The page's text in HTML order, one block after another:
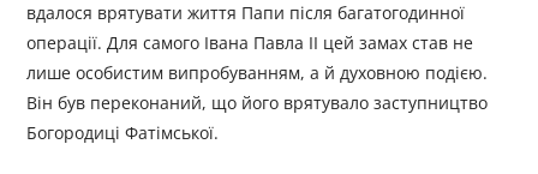
вдалося врятувати життя Папи після багатогодинної
операції. Для самого Івана Павла II цей замах став не
лише особистим випробуванням, а й духовною подією.
Він був переконаний, що його врятувало заступництво
Богородиці Фатімської.